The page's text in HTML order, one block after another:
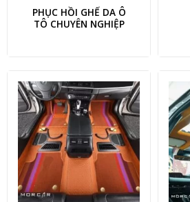
PHỤC HỒI GHẾ DA Ô
TÔ CHUYÊN NGHIỆP